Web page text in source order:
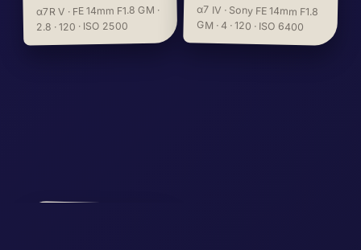
α7R V · FE 14mm F1.8 GM ·
2.8 · 120 · ISO 2500
α7 IV · Sony FE 14mm F1.8
GM · 4 · 120 · ISO 6400